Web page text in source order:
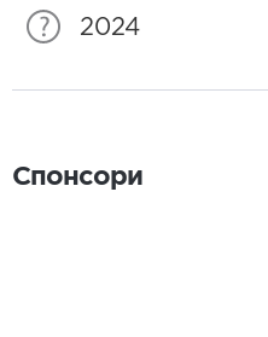
2024
Спонсори